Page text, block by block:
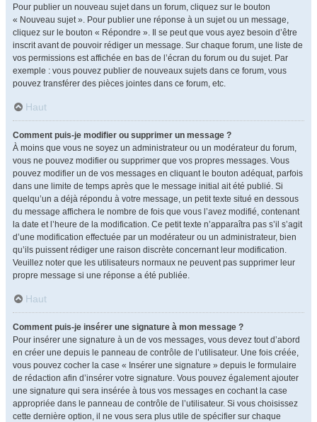
Pour publier un nouveau sujet dans un forum, cliquez sur le bouton
« Nouveau sujet ». Pour publier une réponse à un sujet ou un message,
cliquez sur le bouton « Répondre ». Il se peut que vous ayez besoin d’être
inscrit avant de pouvoir rédiger un message. Sur chaque forum, une liste de
vos permissions est affichée en bas de l’écran du forum ou du sujet. Par
exemple : vous pouvez publier de nouveaux sujets dans ce forum, vous
pouvez transférer des pièces jointes dans ce forum, etc.
Haut
Comment puis-je modifier ou supprimer un message ?
À moins que vous ne soyez un administrateur ou un modérateur du forum,
vous ne pouvez modifier ou supprimer que vos propres messages. Vous
pouvez modifier un de vos messages en cliquant le bouton adéquat, parfois
dans une limite de temps après que le message initial ait été publié. Si
quelqu’un a déjà répondu à votre message, un petit texte situé en dessous
du message affichera le nombre de fois que vous l’avez modifié, contenant
la date et l’heure de la modification. Ce petit texte n’apparaîtra pas s’il s’agit
d’une modification effectuée par un modérateur ou un administrateur, bien
qu’ils puissent rédiger une raison discrète concernant leur modification.
Veuillez noter que les utilisateurs normaux ne peuvent pas supprimer leur
propre message si une réponse a été publiée.
Haut
Comment puis-je insérer une signature à mon message ?
Pour insérer une signature à un de vos messages, vous devez tout d’abord
en créer une depuis le panneau de contrôle de l’utilisateur. Une fois créée,
vous pouvez cocher la case « Insérer une signature » depuis le formulaire
de rédaction afin d’insérer votre signature. Vous pouvez également ajouter
une signature qui sera insérée à tous vos messages en cochant la case
appropriée dans le panneau de contrôle de l’utilisateur. Si vous choisissez
cette dernière option, il ne vous sera plus utile de spécifier sur chaque